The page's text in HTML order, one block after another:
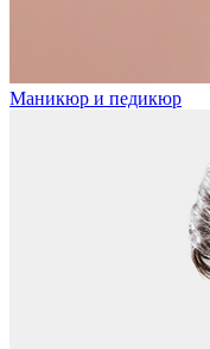
Маникюр и педикюр